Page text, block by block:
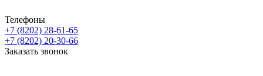
Телефоны
+7 (8202) 28‑61-65
+7 (8202) 20‑30-66
Заказать звонок